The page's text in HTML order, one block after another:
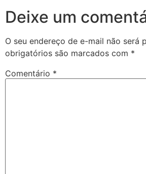
Deixe um
O seu endereço de e-mail não será
obrigatórios são marcados com *
Comentário *